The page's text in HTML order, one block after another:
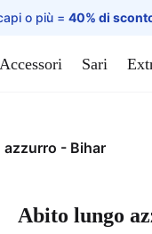
o più = 40% di
Accessori Sari
- Bihar
Abito lungo